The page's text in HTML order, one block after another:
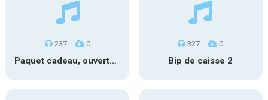
237 0
Paquet cadeau, ouverture #1
327 0
Bip de caisse 2